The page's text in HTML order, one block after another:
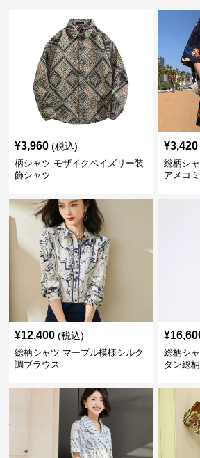
¥3,960 (税込)
柄シャツ モザイクペイズリー装
飾シャツ
¥3,420
総柄シ
アメコ
¥12,400 (税込)
総柄シャツ マーブル模様シルク
調ブラウス
¥
総柄シ
ダン総